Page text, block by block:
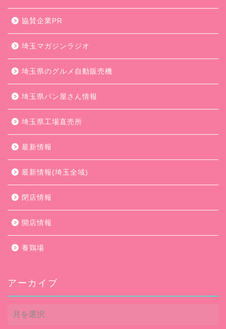
協賛企業PR
埼玉マガジンラジオ
埼玉県のグルメ自動販売機
埼玉県パン屋さん情報
埼玉県工場直売所
最新情報
最新情報(埼玉全域)
閉店情報
開店情報
養鶏場
アーカイブ
ア
ー